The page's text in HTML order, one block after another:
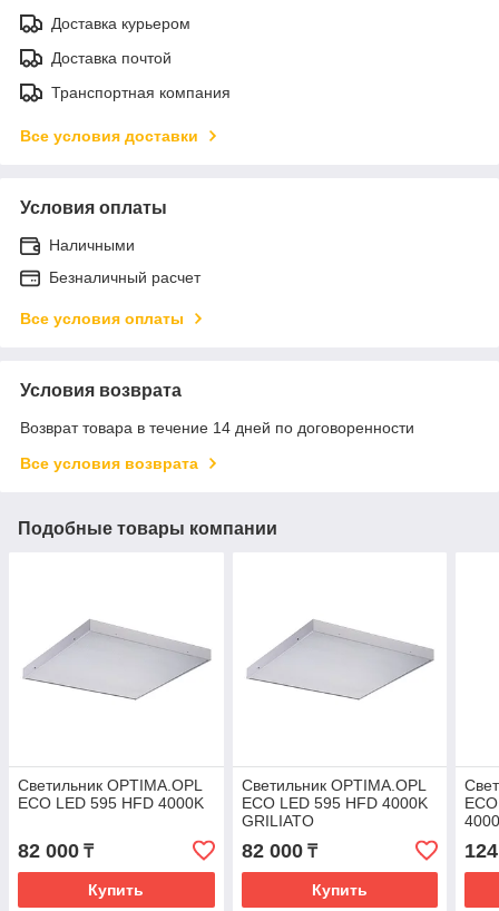
Доставка курьером
Доставка почтой
Транспортная компания
Все условия доставки
Условия оплаты
Наличными
Безналичный расчет
Все условия оплаты
Условия возврата
Возврат товара в течение 14 дней по договоренности
Все условия возврата
Подобные товары компании
Светильник OPTIMA.OPL
ECO LED 595 HFD 4000K
82 000 ₸
Купить
Светильник OPTIMA.OPL
ECO LED 595 HFD 4000K
GRILIATO
82 000₸
Купить